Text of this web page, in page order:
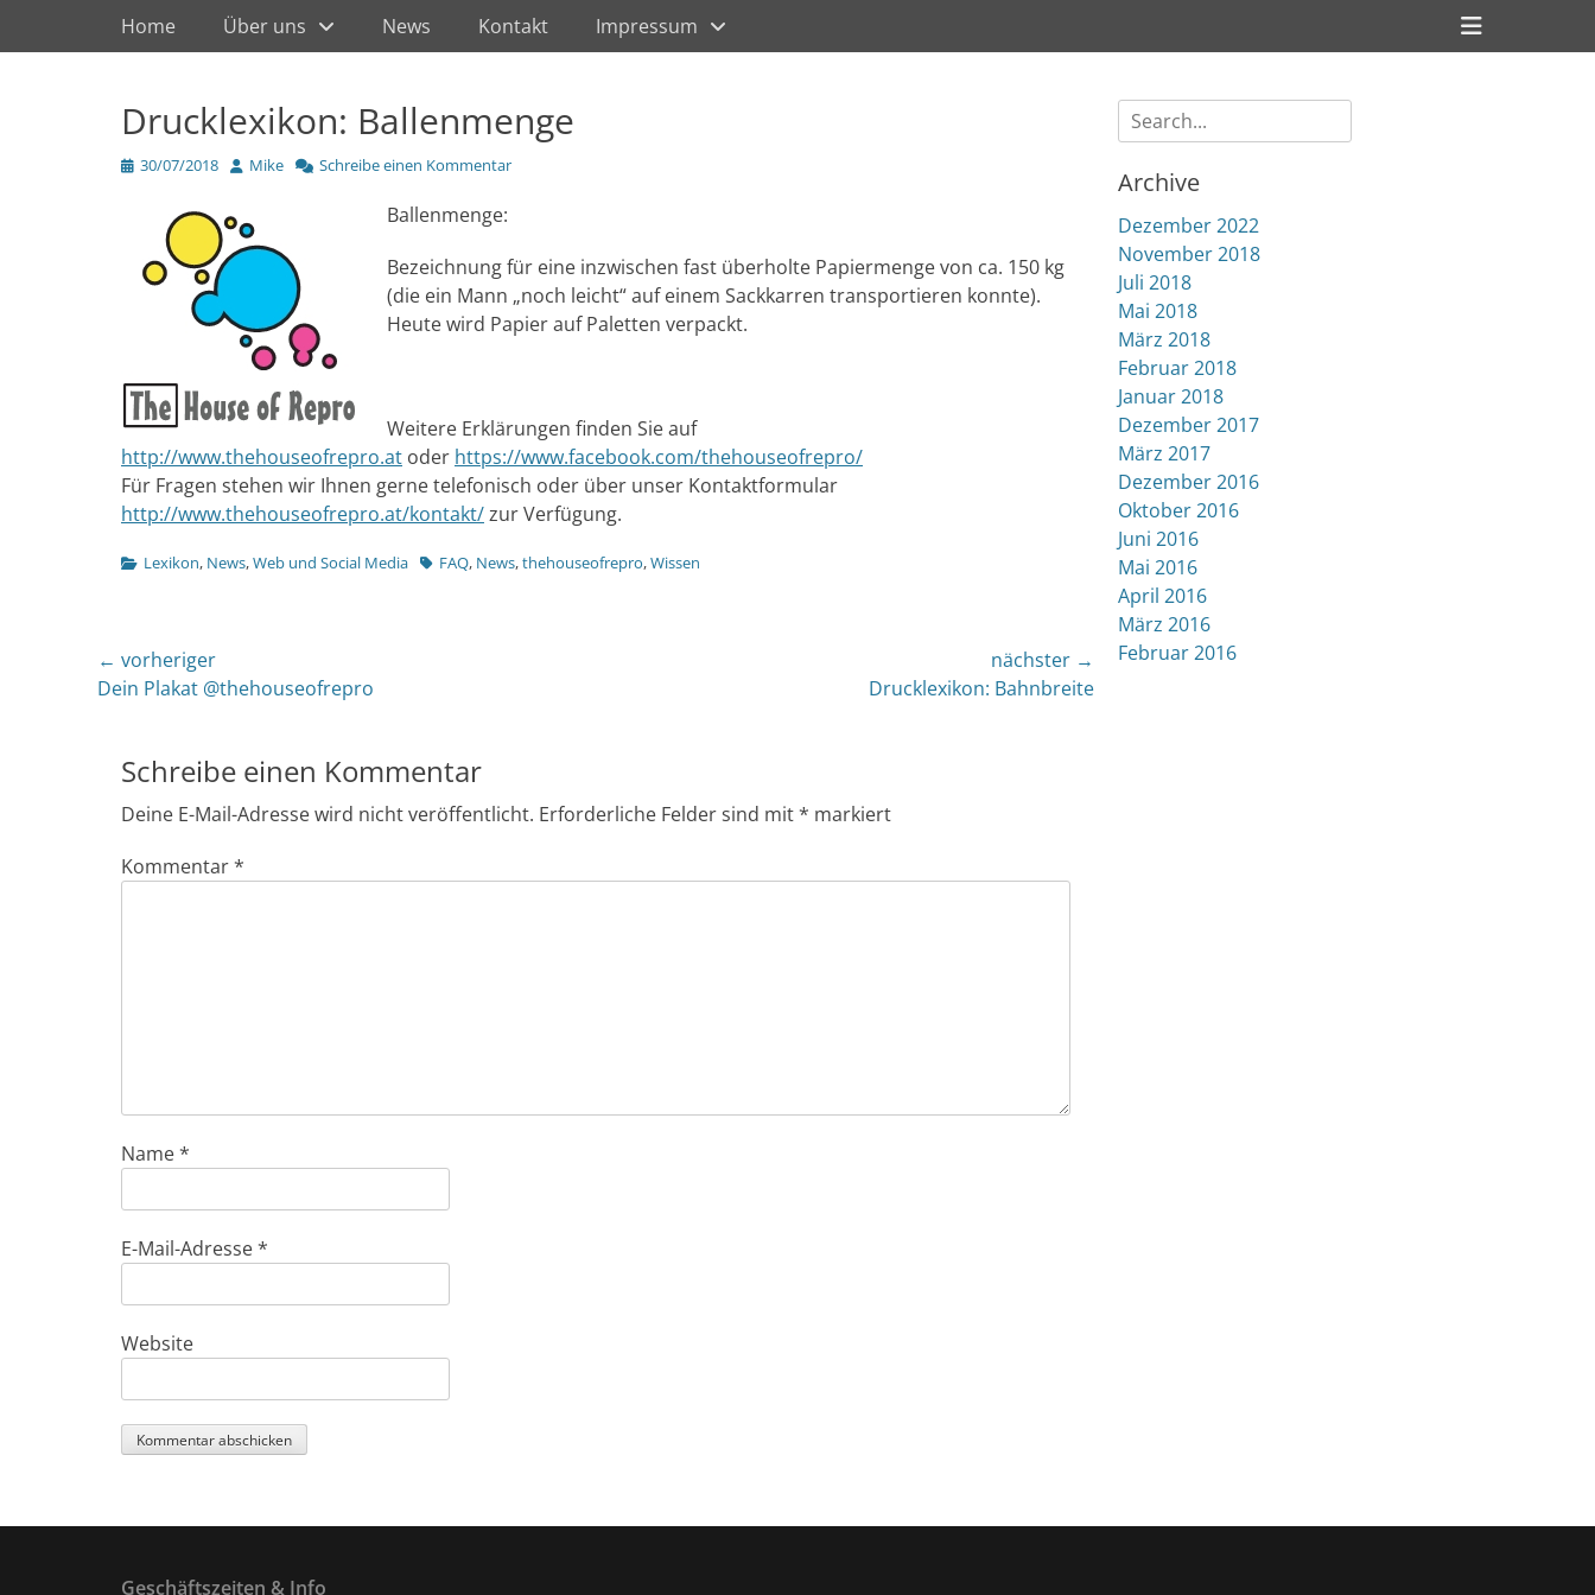
zum
Inhalt
Primärmenü
Home Über uns News Kontakt Impressum
Header
Toggle
Drucklexikon: Ballenmenge
Veröffentlicht
30/07/2018 Author
Mike Schreibe einen Kommentar
Ballenmenge:
Bezeichnung für eine inzwischen fast überholte Papiermenge von ca. 150 kg
(die ein Mann „noch leicht“ auf einem Sackkarren transportieren konnte).
Heute wird Papier auf Paletten verpackt.
Weitere Erklärungen finden Sie auf
http://www.thehouseofrepro.at oder https://www.facebook.com/thehouseofrepro/
Für Fragen stehen wir Ihnen gerne telefonisch oder über unser Kontaktformular
http://www.thehouseofrepro.at/kontakt/zur Verfügung.
Kategorien
Lexikon, News,Web und Social Media TagsFAQ, News,thehouseofrepro,Wissen
Beitragsnavigation
← vorheriger
Vorheriger
Dein Plakat @thehouseofrepro
nächster →
Drucklexikon: Bahnbreite
Schreibe einen Kommentar
Deine E-Mail-Adresse wird nicht veröffentlicht. Erforderliche Felder sind mit* markiert
Kommentar*
Name*
E-Mail-Adresse*
Website
Suche
nach:
Archive
Dezember 2022
November 2018
Juli 2018
Mai 2018
März 2018
Februar 2018
Januar 2018
Dezember 2017
März 2017
Dezember 2016
Oktober 2016
Juni 2016
Mai 2016
April 2016
März 2016
Februar 2016
Geschäftszeiten & Info